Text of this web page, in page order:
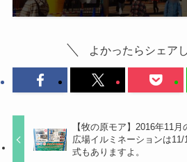
よかったらシェア
【牧の原モア】2016年11
広場イルミネーションは
式もありますよ。